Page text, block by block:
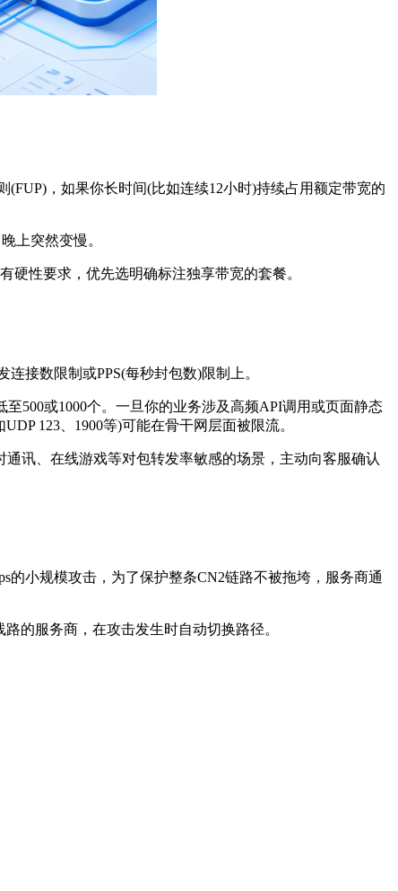
，如果你长时间(比如连续12小时)持续占用额定带宽的
上突然变慢。
性要求，优先选明确标注独享带宽的套餐。
接数限制或PPS(每秒封包数)限制上。
500或1000个。一旦你的业务涉及高频API调用或页面静态
123、1900等)可能在骨干网层面被限流。
讯、在线游戏等对包转发率敏感的场景，主动向客服确认
小规模攻击，为了保护整条CN2链路不被拖垮，服务商通
的服务商，在攻击发生时自动切换路径。